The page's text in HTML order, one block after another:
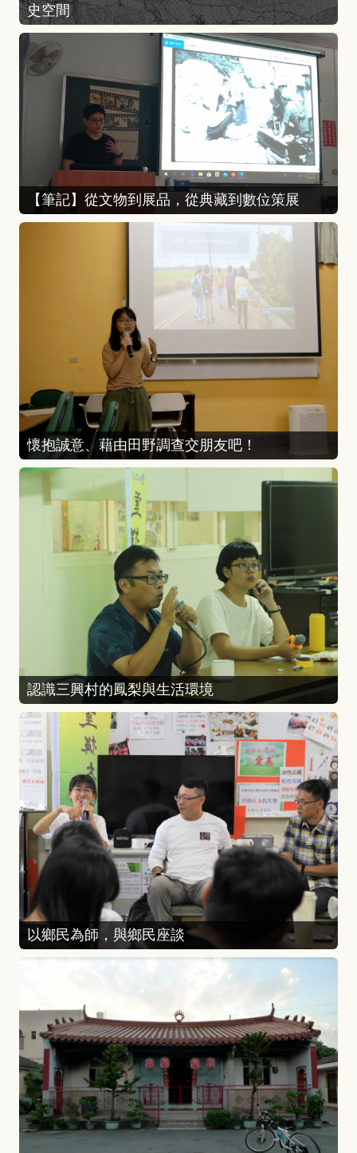
史空間
【筆記】從文物到展品，從典藏到數位策展
懷抱誠意、藉由田野調查交朋友吧！
認識三興村的鳳梨與生活環境
以鄉民為師，與鄉民座談